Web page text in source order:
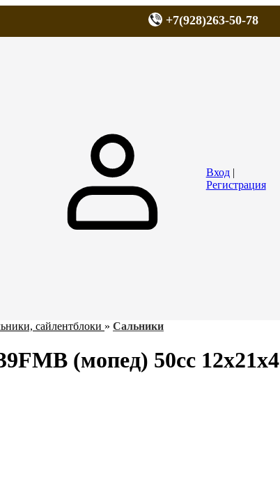
+7(928)263-50-78
Вход|
Регистрация
сайлентблоки » Сальники
(мопед) 50сс 12x21x4